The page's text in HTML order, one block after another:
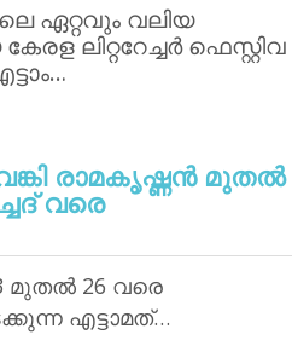
ഏറ്റവും വലിയ
ലിറ്ററേച്ചര്‍ ഫെസ്റ്റിവ
രാമകൃഷ്ണന്‍ മുതല്‍
വരെ
മുതല്‍ 26 വരെ
എട്ടാമത്…